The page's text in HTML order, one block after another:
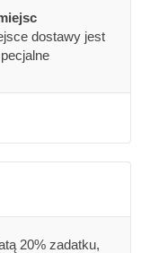
dostawy jest
20% zadatku,